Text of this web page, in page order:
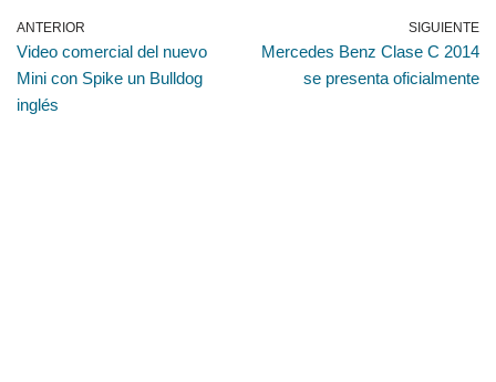
ANTERIOR
Video comercial del nuevo
Mini con Spike un Bulldog
inglés
SIGUIENTE
Mercedes Benz Clase C 2014
se presenta oficialmente